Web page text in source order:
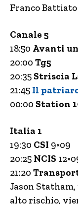
Franco
Canale 5
18:50 Avanti
20:00 Tg5
20:35 Striscia
21:45 Il
00:00 Station
Italia 1
19:30 CSI 9×09
20:25 NCIS
21:20
Jason
alto rischio,